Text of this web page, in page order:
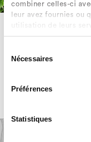
combiner celles-ci
leur avez fournies ou
duNécessaires
Préférences
Statistiques
RUCHE
d’abeilles est fichée sur un
insectes » un morceau de